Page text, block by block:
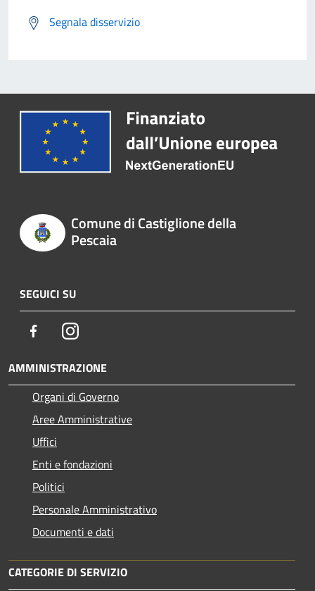
Segnala disservizio
Comune di Castiglione della
Pescaia
SEGUICI SU
FacebookInstagram
AMMINISTRAZIONE
Organi di Governo
Aree Amministrative
Uffici
Enti e fondazioni
Politici
Personale Amministrativo
Documenti e dati
CATEGORIE DI SERVIZIO